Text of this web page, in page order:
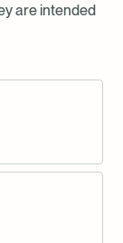
are intended